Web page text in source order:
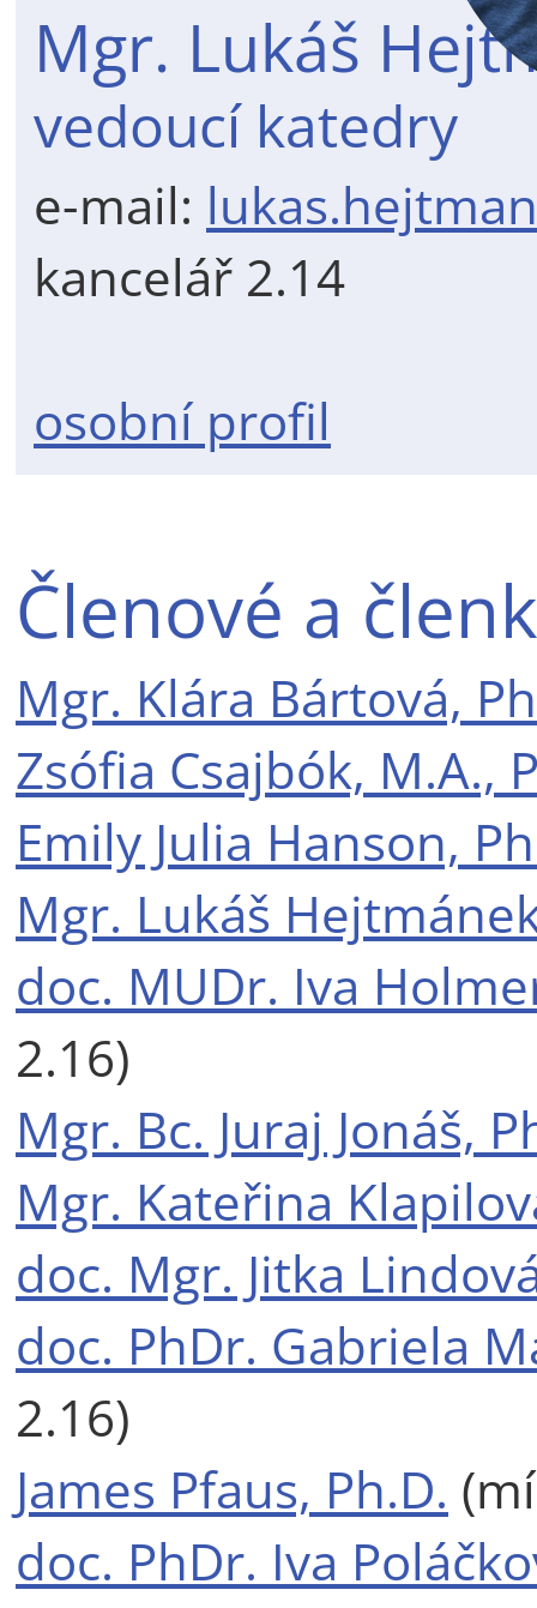
Mgr. Lukáš
vedoucí katedry
e-mail:
kancelář 2.14
osobní profil
Členové a
Mgr. Klára Bártová,
Zsófia Csajbók, M.A.,
Emily Julia Hanson,
Mgr. Lukáš
doc. MUDr. Iva
2.16)
Mgr. Bc. Juraj Jonáš,
Mgr. Kateřina
doc. Mgr. Jitka
doc. PhDr. Gabriela
2.16)
James Pfaus, Ph.D.
doc. PhDr. Iva